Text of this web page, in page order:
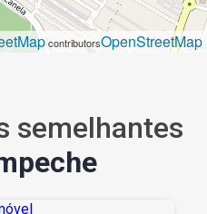
contributorsOpenStreetMap
semelhantes